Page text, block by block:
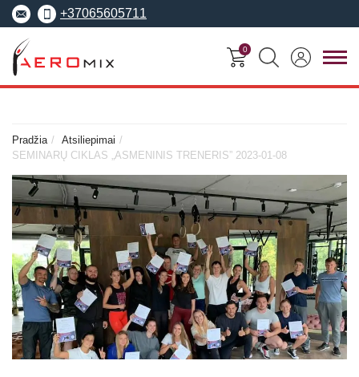
+37065605711
Apie Aeromix
Europos fitneso mokykla
EREPS
Anatomy Trains
Fascia Movement
Dėstytojai
pradedantiesiems
Specializuoti seminarai
Anatomy Trains
Fascia Movement
Konvencijos
Asmeninis treneris
Pilates treneris
Grupinių
treneris
Fizinio rengimo
0
Pradžia
Atsiliepimai
SEMINARŲ CIKLAS „ASMENINIS TRENERIS” 2023-01-08